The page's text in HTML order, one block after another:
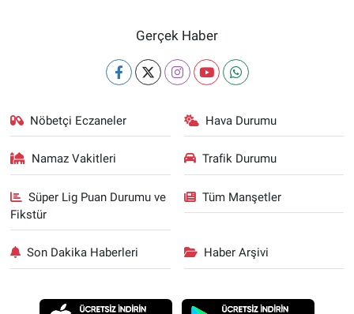
Gerçek Haber
Nöbetçi Eczaneler Hava Durumu
Namaz Vakitleri Trafik Durumu
Süper Lig Puan Durumu ve
Fikstür
Tüm Manşetler
Son Dakika Haberleri Haber Arşivi